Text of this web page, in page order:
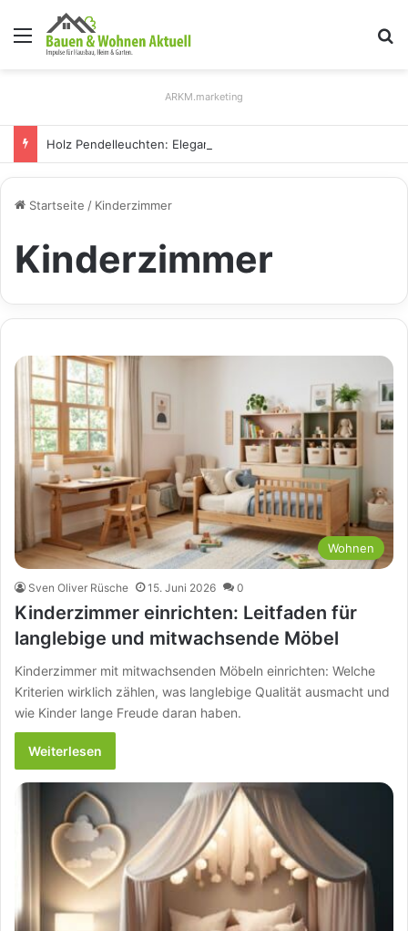
Menü
ARKM.marketing
Startseite / Kinderzimmer
Kinderzimmer
Wohnen
Sven Oliver Rüsche 15. Juni 2026 0
Kinderzimmer einrichten: Leitfaden für
langlebige und mitwachsende Möbel
Kinderzimmer mit mitwachsenden Möbeln einrichten: Welche
Kriterien wirklich zählen, was langlebige Qualität ausmacht und
wie Kinder lange Freude daran haben.
Weiterlesen